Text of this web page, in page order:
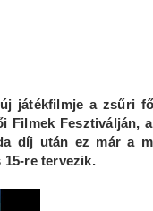
játékfilmje a zsűri
Filmek Fesztiválján,
díj után ez már a
15-re tervezik.